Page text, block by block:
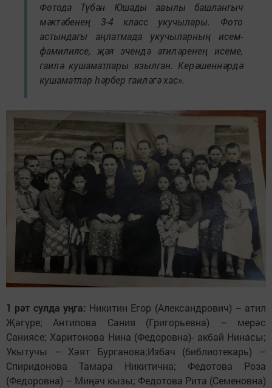
Фотода Түбән Юшады авылы башлангыч
мәктәбенең 3-4 класс укучылары. Фото
астындагы аңлатмада укучыларның исем-
фамилиясе, җәя эчендә әтиләренең исеме,
гаилә кушаматлары язылган. Керәшеннәрдә
кушаматлар һәрбер гаиләгә хас».
1 рәт сулда уңга: Никитин Егор (Александрович) – атил
Җәгүре; Антипова Сания (Григорьевна) – мерәс
Саниясе; Харитонова Нина (Федоровна)- акбай Нинасы;
Укытучы – Хәят Бурганова;Избач (библиотекарь) –
Спиридонова Тамара Никитична; Федотова Роза
(Федоровна) – Миңәч кызы; Федотова Рита (Семеновна)